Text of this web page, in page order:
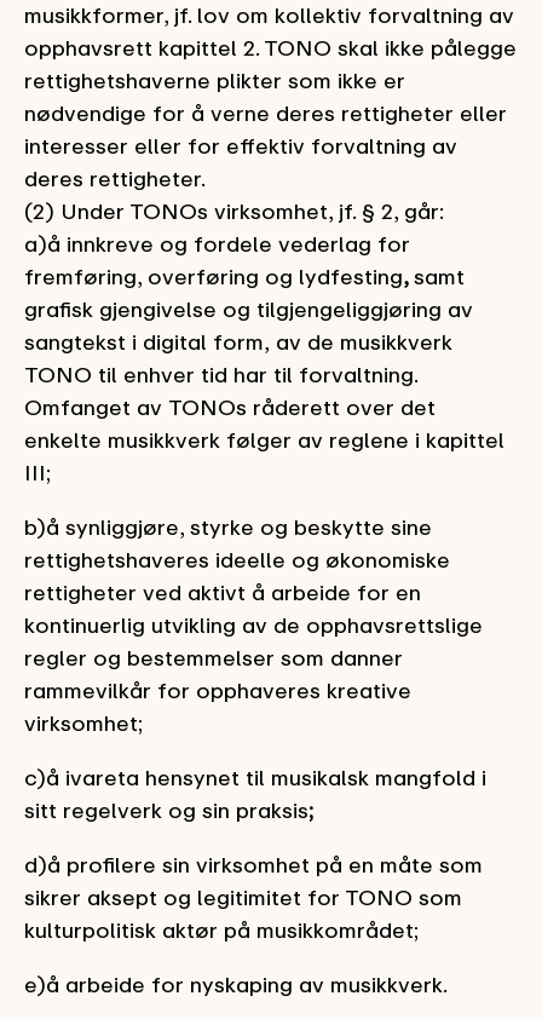
musikkformer, jf. lov om kollektiv forvaltning av
opphavsrett kapittel 2. TONO skal ikke pålegge
rettighetshaverne plikter som ikke er
nødvendige for å verne deres rettigheter eller
interesser eller for effektiv forvaltning av
deres rettigheter.
(2) Under TONOs virksomhet, jf. § 2, går:
a)å innkreve og fordele vederlag for
fremføring, overføring og lydfesting,samt
grafisk gjengivelse og tilgjengeliggjøring av
sangtekst i digital form, av de musikkverk
TONO til enhver tid har til forvaltning.
Omfanget av TONOs råderett over det
enkelte musikkverk følger av reglene i kapittel
III;
b)å synliggjøre, styrke og beskytte sine
rettighetshaveres ideelle og økonomiske
rettigheter ved aktivt å arbeide for en
kontinuerlig utvikling av de opphavsrettslige
regler og bestemmelser som danner
rammevilkår for opphaveres kreative
virksomhet;
c)å ivareta hensynet til musikalsk mangfold i
sitt regelverk og sin praksis;
d)å profilere sin virksomhet på en måte som
sikrer aksept og legitimitet for TONO som
kulturpolitisk aktør på musikkområdet;
e)å arbeide for nyskaping av musikkverk.